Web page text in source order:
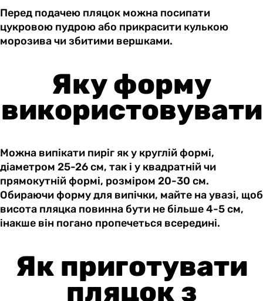
Перед подачею пляцок можна посипати
цукровою пудрою або прикрасити кулькою
морозива чи збитими вершками.
Яку форму
використовувати
Можна випікати пиріг як у круглій формі,
діаметром 25-26 см, так і у квадратній чи
прямокутній формі, розміром 20-30 см.
Обираючи форму для випічки, майте на увазі, щоб
висота пляцка повинна бути не більше 4-5 см,
інакше він погано пропечеться всередині.
Як приготувати
пляцок з